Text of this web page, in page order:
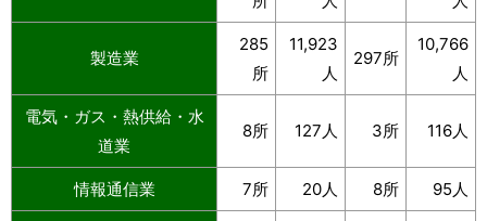
製造業
285
所
11,923
人
297所
10,766
人
電気・ガス・熱供給・水
道業
8所 127人 3所 116人
情報通信業 7所 20人 8所 95人